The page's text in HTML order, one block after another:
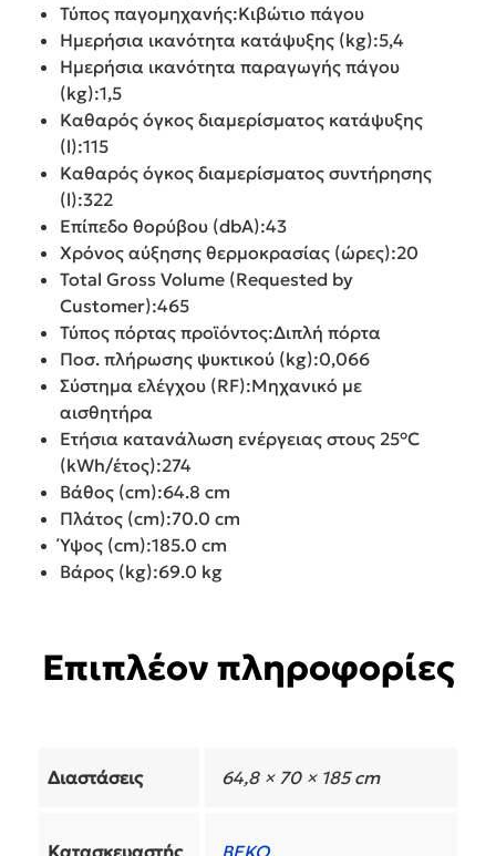
Τύπος παγομηχανής:Κιβώτιο πάγου
Ημερήσια ικανότητα κατάψυξης (kg):5,4
Ημερήσια ικανότητα παραγωγής πάγου
(kg):1,5
Καθαρός όγκος διαμερίσματος κατάψυξης
(l):115
Καθαρός όγκος διαμερίσματος συντήρησης
(l):322
Επίπεδο θορύβου (dbA):43
Χρόνος αύξησης θερμοκρασίας (ώρες):20
Total Gross Volume (Requested by
Customer):465
Τύπος πόρτας προϊόντος:Διπλή πόρτα
Ποσ. πλήρωσης ψυκτικού (kg):0,066
Σύστημα ελέγχου (RF):Μηχανικό με
αισθητήρα
Ετήσια κατανάλωση ενέργειας στους 25°C
(kWh/έτος):274
Βάθος (cm):64.8 cm
Πλάτος (cm):70.0 cm
Ύψος (cm):185.0 cm
Βάρος (kg):69.0 kg
Επιπλέον πληροφορίες
Διαστάσεις 64,8 × 70 × 185 cm